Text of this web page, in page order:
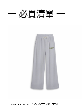
一 必買清單 一